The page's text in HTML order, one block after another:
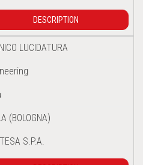
DESCRIPTION
LUCIDATURA
(BOLOGNA)
S.P.A.